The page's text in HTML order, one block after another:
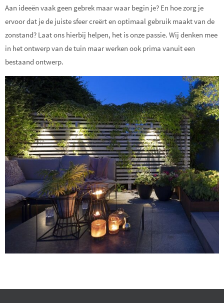
Aan ideeën vaak geen gebrek maar waar begin je? En hoe zorg je
ervoor dat je de juiste sfeer creërt en optimaal gebruik maakt van de
zonstand? Laat ons hierbij helpen, het is onze passie. Wij denken mee
in het ontwerp van de tuin maar werken ook prima vanuit een
bestaand ontwerp.